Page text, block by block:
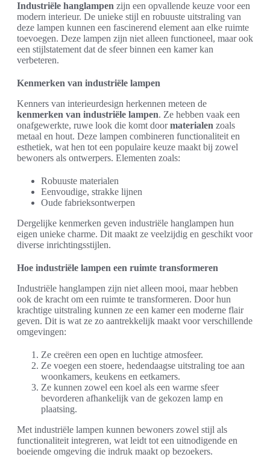
Industriële hanglampen zijn een opvallende keuze voor een
modern interieur. De unieke stijl en robuuste uitstraling van
deze lampen kunnen een fascinerend element aan elke ruimte
toevoegen. Deze lampen zijn niet alleen functioneel, maar ook
een stijlstatement dat de sfeer binnen een kamer kan
verbeteren.
Kenmerken van industriële lampen
Kenners van interieurdesign herkennen meteen de
kenmerken van industriële lampen. Ze hebben vaak een
onafgewerkte, ruwe look die komt doormaterialen zoals
metaal en hout. Deze lampen combineren functionaliteit en
esthetiek, wat hen tot een populaire keuze maakt bij zowel
bewoners als ontwerpers. Elementen zoals:
Robuuste materialen
Eenvoudige, strakke lijnen
Oude fabrieksontwerpen
Dergelijke kenmerken geven industriële hanglampen hun
eigen unieke charme. Dit maakt ze veelzijdig en geschikt voor
diverse inrichtingsstijlen.
Hoe industriële lampen een ruimte transformeren
Industriële hanglampen zijn niet alleen mooi, maar hebben
ook de kracht om een ruimte te transformeren. Door hun
krachtige uitstraling kunnen ze een kamer een moderne flair
geven. Dit is wat ze zo aantrekkelijk maakt voor verschillende
omgevingen:
Ze creëren een open en luchtige atmosfeer.
Ze voegen een stoere, hedendaagse uitstraling toe aan
woonkamers, keukens en eetkamers.
Ze kunnen zowel een koel als een warme sfeer
bevorderen afhankelijk van de gekozen lamp en
plaatsing.
Met industriële lampen kunnen bewoners zowel stijl als
functionaliteit integreren, wat leidt tot een uitnodigende en
boeiende omgeving die indruk maakt op bezoekers.